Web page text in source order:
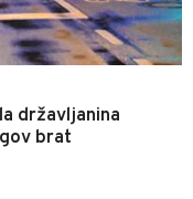
državljanina
brat